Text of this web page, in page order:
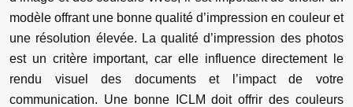
modèle offrant une bonne qualité d’impression en couleur et
une résolution élevée. La qualité d’impression des photos
est un critère important, car elle influence directement le
rendu visuel des documents et l’impact de votre
communication. Une bonne ICLM doit offrir des couleurs